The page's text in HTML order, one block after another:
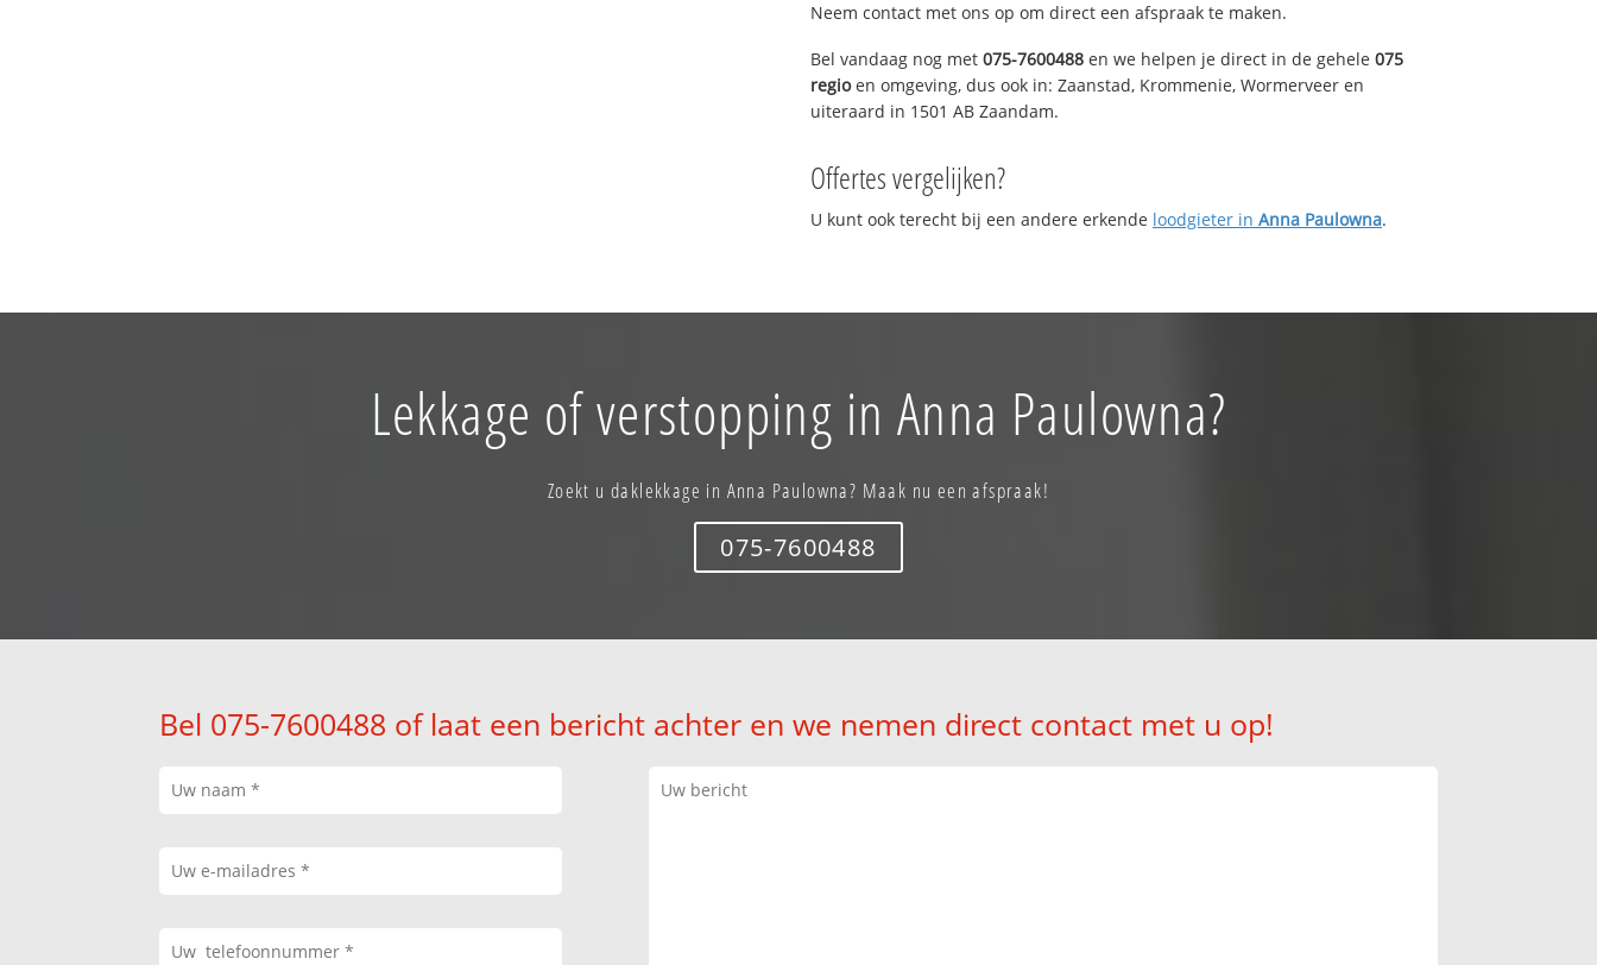
Neem contact met ons op om direct een afspraak te maken.
Bel vandaag nog met 075-7600488 en we helpen je direct in de gehele 075
regioen omgeving, dus ook in: Zaanstad, Krommenie, Wormerveer en
uiteraard in 1501 AB Zaandam.
Offertes vergelijken?
U kunt ook terecht bij een andere erkende loodgieter in Anna Paulowna.
Lekkage of verstopping in Anna Paulowna?
Zoekt u daklekkage in Anna Paulowna? Maak nu een afspraak!
075-7600488
Bel 075-7600488 of laat een bericht achter en we nemen direct contact met u op!